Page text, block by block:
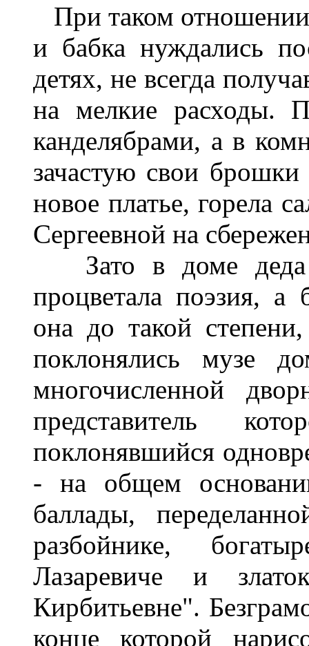
При таком
и бабка нуждались
детях, не всегда
на мелкие расходы.
канделябрами, а в
зачастую свои брошки
новое платье, горела
Сергеевной на
Зато в доме деда
процветала поэзия, а
она до такой
поклонялись музе
многочисленной
представитель
поклонявшийся
- на общем
баллады,
разбойнике,
Лазаревиче и
Кирбитьевне".
конце которой